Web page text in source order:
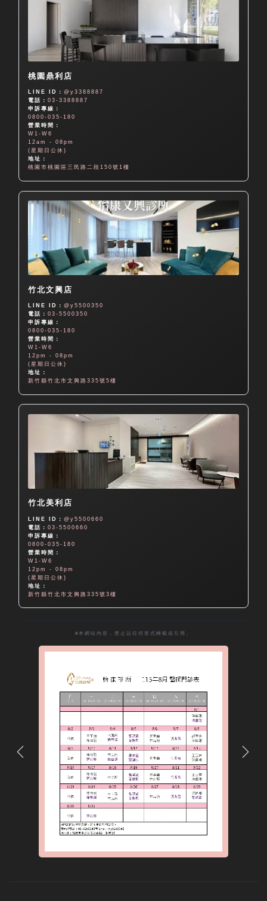
桃園鼎利店
LINE ID：@y3388887
電話：03-3388887
申訴專線：
0800-035-180
營業時間：
W1-W6
12am - 08pm
(星期日公休)
地址：
桃園市桃園區三民路二段150號1樓
竹北文興店
LINE ID：@y5500350
電話：03-5500350
申訴專線：
0800-035-180
營業時間：
W1-W6
12pm - 08pm
(星期日公休)
地址：
新竹縣竹北市文興路335號5樓
竹北美利店
LINE ID：@y5500660
電話：03-5500660
申訴專線：
0800-035-180
營業時間：
W1-W6
12pm - 08pm
(星期日公休)
地址：
新竹縣竹北市文興路335號3樓
#本網站內容，禁止以任何形式轉載或引用。